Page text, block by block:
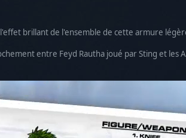
brillant de l'ensemble de cette armure
entre Feyd Rautha joué par Sting et les